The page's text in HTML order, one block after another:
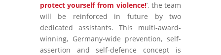
protect yourself from violence!’, the team
will be reinforced in future by two
dedicated assistants. This multi-award-
winning, Germany-wide prevention, self-
assertion and self-defence concept is